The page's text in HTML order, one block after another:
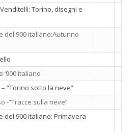
Torino, disegni e
del 900 italiano:Autunno
‘900 italiano
“Torino sotto la neve”
-“Tracce sulla neve”
del 900 italiano: Primavera